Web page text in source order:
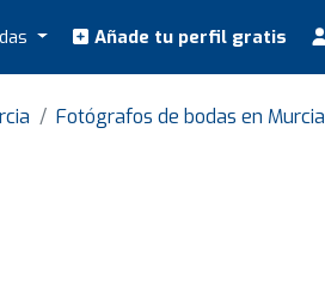
Añade tu perfil gratis
Fotógrafos de bodas en Murcia